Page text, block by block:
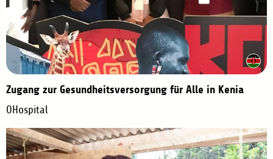
Zugang zur Gesundheitsversorgung für Alle in Kenia
OHospital